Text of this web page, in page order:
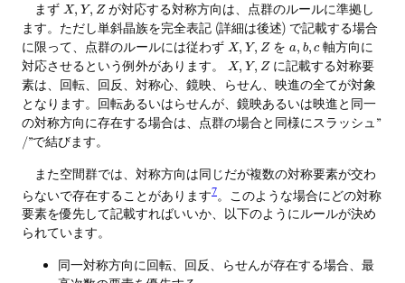
まず X, Y , Zが対応する対称方向は、点群のルールに準拠し
ます。ただし単斜晶族を完全表記 (詳細は後述) で記載する場合
に限って、点群のルールには従わず X, Y , Zをa, b, c軸方向に
対応させるという例外があります。
X, Y , Zに記載する対称要
素は、回転、回反、対称心、鏡映、らせん、映進の全てが対象
となります。回転あるいはらせんが、鏡映あるいは映進と同一
の対称方向に存在する場合は、点群の場合と同様にスラッシュ”
/”で結びます。
また空間群では、対称方向は同じだが複数の対称要素が交わ
らないで存在することがあります7。このような場合にどの対称
要素を優先して記載すればいいか、以下のようにルールが決め
られています。
同一対称方向に回転、回反、らせんが存在する場合、最